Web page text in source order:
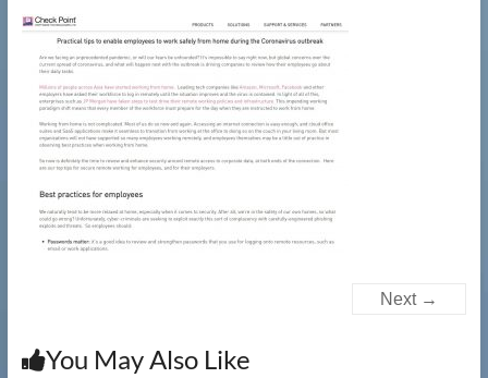
中
心
銷
Next →
You May Also Like